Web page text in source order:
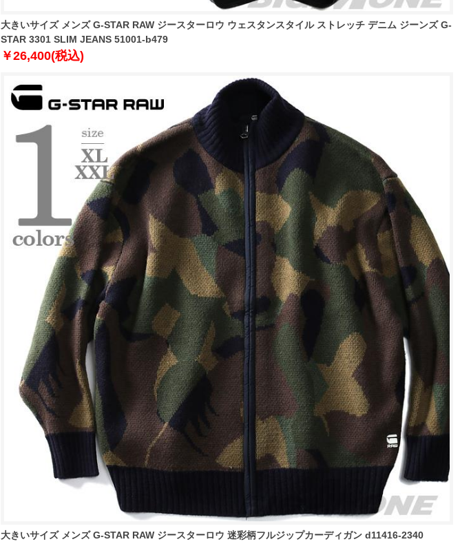
大きいサイズ メンズ G-STAR RAW ジースターロウ ウェスタンスタイル ストレッチ デニム ジーンズ G-
STAR 3301 SLIM JEANS 51001-b479
￥26,400(税込)
大きいサイズ メンズ G-STAR RAW ジースターロウ 迷彩柄フルジップカーディガン d11416-2340